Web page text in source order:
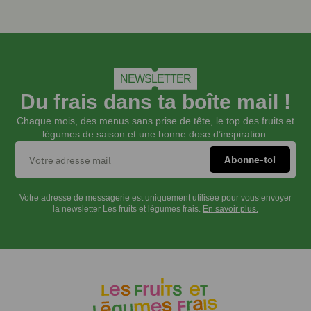
le
Laisser
cuire
3
pour
un
jaune
très
NEWSLETTER
Du frais dans ta boîte mail !
Chaque mois, des menus sans prise de tête, le top des fruits et
légumes de saison et une bonne dose d’inspiration.
Votre adresse de messagerie est uniquement utilisée pour vous envoyer
la newsletter Les fruits et légumes frais. En savoir plus.